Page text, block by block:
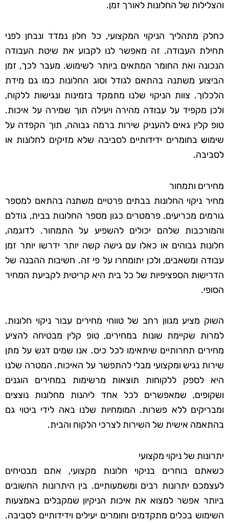
והצלילות של החלונות לאורך זמן.
כחלק מתהליך הניקוי המקצועי, כל חלון נמדד ונבחן לפני
תחילת העבודה. זה מאפשר לנו לקבוע את שיטת העבודה
הנכונה ואת החומר המתאים ביותר לשימוש. מעבר לכך, זמן
הביצוע משתנה בהתאם לגודל וסוג החלונות כמו גם מידת
הלכלוך. צוות הניקוי שלנו מתמקד בזמינות ונגישות ללקוח,
ולכן מקפיד על עבודה מהירה ויעילה תוך שמירה על איכות.
טופ קלין גאים להעניק שירות ברמה גבוהה, תוך הקפדה על
שימוש בחומרים ידידותיים לסביבה שלא מזיקים לחלונות או
לסביבה.
מחירים ותמחור
מחיר ניקוי החלונות בבתים פרטיים משתנה בהתאם למספר
גורמים מכריעים. פרמטרים כגון מספר החלונות בבית, גודלם
והמורכבות שלהם יכולים להשפיע על התמחור. לדוגמה,
חלונות גבוהים או כאלו עם גישה קשה יותר ידרשו יותר זמן
עבודה ומשאבים, ולכן יתומחרו על פי זה. חשיבות ההבנה של
הדרישות הספציפיות של כל בית היא קריטית לקביעת המחיר
הסופי.
השוק מציע מגוון רחב של טווחי מחירים עבור ניקוי חלונות.
למרות שקיימת שונות במחירים, טופ קלין מבטיחה להציע
מחירים תחרותיים שיתאימו לכל כיס. אנו שמים דגש על מתן
שירות נגיש ומקצועי מבלי להתפשר על האיכות. המטרה שלנו
היא לספק ללקוחות תוצאות מרשימות במחירים הוגנים
ושקופים, שמאפשרים לכל אחד ליהנות מחלונות נוצצים
ומבריקים ללא פשרות. המומחיות שלנו באה לידי ביטוי גם
בהתאמה אישית של השירות לצרכי הלקוח והבית.
יתרונות של ניקוי מקצועי
כשאתם בוחרים בניקוי חלונות מקצועי, אתם מבטיחים
לעצמכם יתרונות רבים ומשמעותיים. בין היתרונות החשובים
ביותר אפשר למצוא את איכות הניקיון שמקבלים באמצעות
השימוש בכלים מתקדמים וחומרים יעילים וידידותיים לסביבה.